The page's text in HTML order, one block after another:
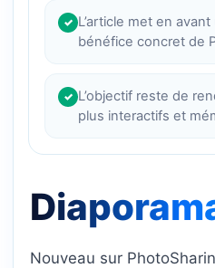
✓ L’article met en
bénéfice concret de
✓ L’objectif reste de
plus interactifs et
Nouveau sur